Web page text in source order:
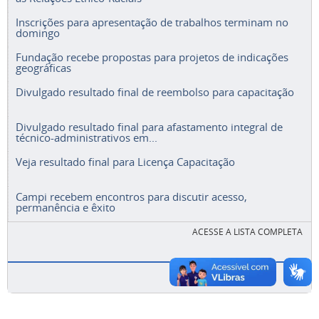
Inscrições para apresentação de trabalhos terminam no
domingo
Fundação recebe propostas para projetos de indicações
geográficas
Divulgado resultado final de reembolso para capacitação
Divulgado resultado final para afastamento integral de
técnico-administrativos em...
Veja resultado final para Licença Capacitação
Campi recebem encontros para discutir acesso,
permanência e êxito
ACESSE A LISTA COMPLETA